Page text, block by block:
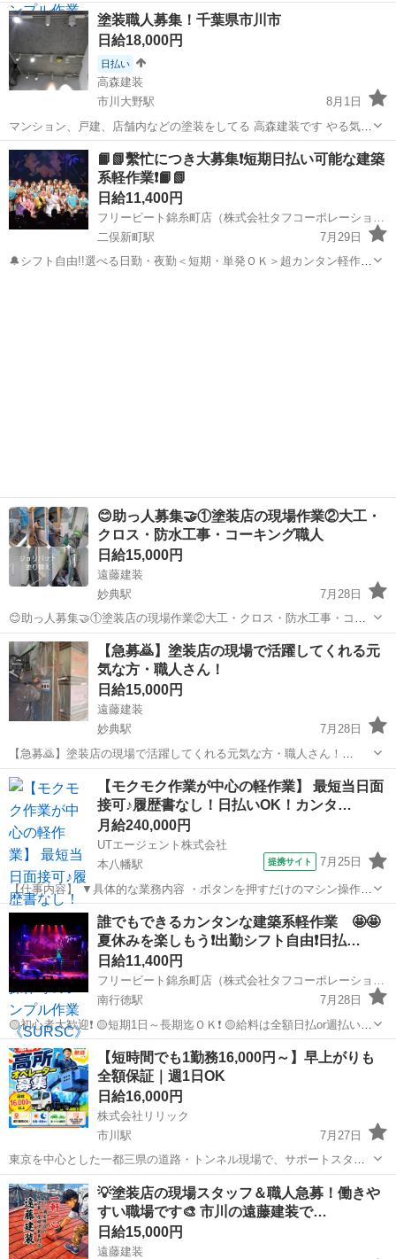
塗装職人募集！千葉県市川市
日給18,000円
日払い
高森建装
市川大野駅
8月1日
マンション、戸建、店舗内などの塗装をしてる 高森建装です やる気の
ある方、興味がある方、お気軽にご連絡下さい。 ・見習い、経験者大
歓迎 18歳〜 ・日当13,000〜18,000円※経験年数などで判断 ・現場は
千葉、東京が多...
千葉 市川市 市川大野駅 建築
📙📗繫忙につき大募集❗短期日払い可能な建築
系軽作業❗📙📗
日給11,400円
二俣新町駅
7月29日
🔔シフト自由!!選べる日勤・夜勤＜短期・単発ＯＫ＞超カンタン軽作業
😊助っ人募集🤝①塗装店の現場作業②大工・
クロス・防水工事・コーキング職人
日給15,000円
遠藤建装
妙典駅
7月28日
😊助っ人募集🤝①塗装店の現場作業②大工・クロス・防水工事・コー
キング職人 市川の外壁塗装・屋根塗装専門店、遠藤建装では 下記の
①②のスタッフを募集中です😊 ①現場の作業スタッフ🏡 誠実で元気、
仕事に対してマジメな方を...
千葉 市川市 妙典駅 建築 コーキング
【急募🙇‍】塗装店の現場で活躍してくれる元
気な方・職人さん！
日給15,000円
遠藤建装
妙典駅
7月28日
【急募🙇‍】塗装店の現場で活躍してくれる元気な方・職人さん！
★★★外壁塗装・屋根塗装専門店、 遠藤建装では現場スタッフを募集
中★★★ 「お金を稼ぎたい」「現場仕事をしたい」 志望動機は様々で
OK! 下記の条件に合...
千葉 妙典駅 その他 スタッフ
【モクモク作業が中心の軽作業】 最短当日面
接可♪履歴書なし！日払いOK！カンタ…
月給240,000円
UTエージェント株式会社
本八幡駅
提携サイト 7月25日
【仕事内容】 ▼具体的な業務内容 ・ボタンを押すだけのマシン操作
・製品にキズがないかコツコツチェックする検査 ・手のひらサイズの
製品組み立て ・できあがった製品の梱包、ラベル貼り ・材料の取り出
し、ピッキング作...
千葉 市川市 本八幡駅
誰でもできるカンタンな建築系軽作業 🤩🤩
夏休みを楽しもう❗出勤シフト自由❗日払…
日給11,400円
フリービート錦糸町店（株式会社タフコーポレーション）
南行徳駅
7月28日
🟡初心者大歓迎❗ 🟡短期1日～長期迄ＯＫ❗ 🟡給料は全額日払or週払い振
込み❗ 🟡仕事が早く終わった時も給与保証❗ 🟡シフトは前日提出でもＯ
Ｋ❗ ⭕仕事内容⭕ 各種建築現場において、 廃材片付け・清掃・各種...
千葉 市川市 南行徳駅 建築 夏休み
【短時間でも1勤務16,000円～】早上がりも
全額保証｜週1日OK
日給16,000円
株式会社リリック
市川駅
7月27日
東京を中心とした一都三県の道路・トンネル現場で、サポートスタッ
フを募集しています。 仕事内容は、車両の運転、高所作業車の操作、
現場の監視や誘導補助などです。 力仕事はほとんどなく、勤務は基本
6時間前後。 早く終...
千葉 市川市 市川駅 建築
💡塗装店の現場スタッフ＆職人急募！働きや
すい職場です🎨 市川の遠藤建装で…
日給15,000円
遠藤建装